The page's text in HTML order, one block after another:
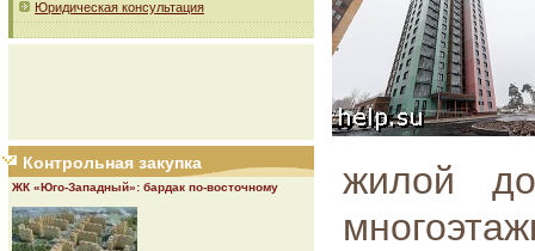
Юридическая консультация
Контрольная закупка
ЖК «Юго-Западный»: бардак по-восточному
жилой